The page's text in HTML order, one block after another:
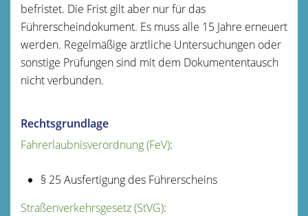
befristet. Die Frist gilt aber nur für das
Führerscheindokument. Es muss alle 15 Jahre erneuert
werden. Regelmäßige ärztliche Untersuchungen oder
sonstige Prüfungen sind mit dem Dokumententausch
nicht verbunden.
Rechtsgrundlage
Fahrerlaubnisverordnung (FeV):
§ 25 Ausfertigung des Führerscheins
Straßenverkehrsgesetz (StVG):